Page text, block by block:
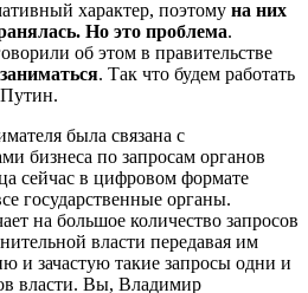
характер, поэтому на них
Но это проблема.
об этом в правительстве
. Так что будем работать
была связана с
бизнеса по запросам органов
сейчас в цифровом формате
государственные органы.
на большое количество запросов
власти передавая им
и зачастую такие запросы одни и
власти. Вы, Владимир